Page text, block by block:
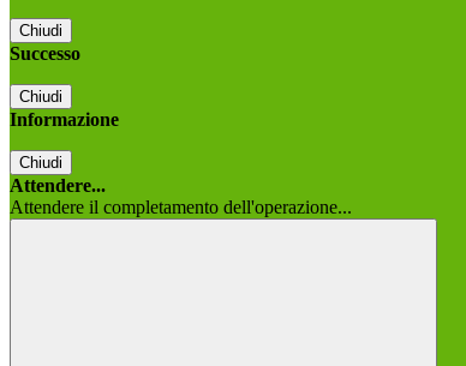
Chiudi
Successo
Chiudi
Informazione
Chiudi
Attendere...
Attendere il completamento dell'operazione...